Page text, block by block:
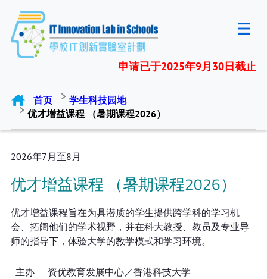
申请已于2025年9月30日截止
首页
学生科技园地
优才增益课程 （暑期课程2026）
2026年7月至8月
优才增益课程 （暑期课程2026）
优才增益课程旨在为具潜质的学生提供跨学科的学习机
会、拓阔他们的学术视野，并在科大教授、教员及专业导
师的指导下，体验大学的教学模式和学习环境。
主办
资优教育发展中心／香港科技大学